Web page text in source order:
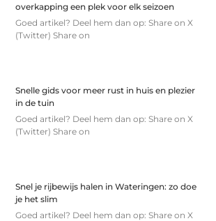
overkapping een plek voor elk seizoen
Goed artikel? Deel hem dan op: Share on X
(Twitter) Share on
Snelle gids voor meer rust in huis en plezier
in de tuin
Goed artikel? Deel hem dan op: Share on X
(Twitter) Share on
Snel je rijbewijs halen in Wateringen: zo doe
je het slim
Goed artikel? Deel hem dan op: Share on X